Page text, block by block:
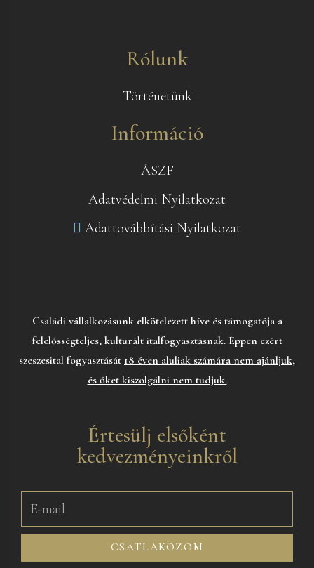
Rólunk
Történetünk
Információ
ÁSZF
Adatvédelmi Nyilatkozat
Adattovábbítási Nyilatkozat
Családi vállalkozásunk elkötelezett híve és támogatója a
felelősségteljes, kulturált italfogyasztásnak. Éppen ezért
szeszesital fogyasztását 18 éven aluliak számára nem ajánljuk,
és őket kiszolgálni nem tudjuk.
Értesülj elsőként
kedvezményeinkről
CSATLAKOZOM